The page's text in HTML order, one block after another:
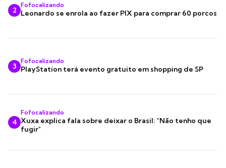
2
Fofocalizando
Leonardo se enrola ao fazer PIX para comprar 60 porcos
3
Fofocalizando
PlayStation terá evento gratuito em shopping de SP
4
Fofocalizando
Xuxa explica fala sobre deixar o Brasil: "Não tenho que
fugir"